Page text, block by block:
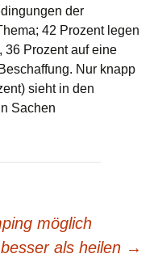
der
42 Prozent legen
36 Prozent auf eine
Nur knapp
sieht in den
Sachen
möglich
als heilen →